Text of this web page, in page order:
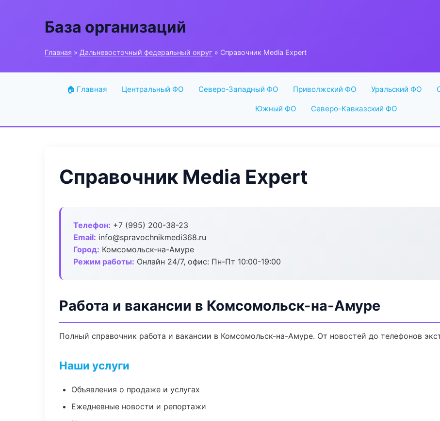
База организаций
Главная » Дальневосточный федеральный округ » Справочник Media Expert
🏠 Главная Центральный ФО Северо-Западный ФО Приволжский ФО Уральский ФО
Южный ФО Северо-Кавказский ФО
Справочник Media Expert
Телефон: +7 (995) 200-38-23
Email: info@spravochnikmedi368.ru
Город: Комсомольск-на-Амуре
Режим работы: Онлайн 24/7, офис: Пн-Пт 10:00-19:00
Работа и вакансии в Комсомольск-на-Амуре
Полный справочник работа и вакансии в Комсомольск-на-Амуре. От новостей до телефонов
Наши услуги
Объявления о продаже и услугах
Ежедневные новости и репортажи